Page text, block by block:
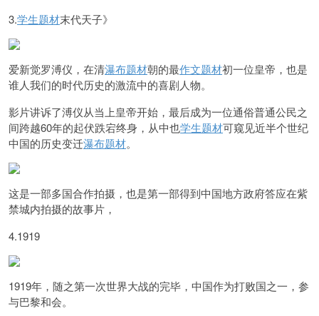
3.学生题材末代天子》
爱新觉罗溥仪，在清瀑布题材朝的最作文题材初一位皇帝，也是
谁人我们的时代历史的激流中的喜剧人物。
影片讲诉了溥仪从当上皇帝开始，最后成为一位通俗普通公民之
间跨越60年的起伏跌宕终身，从中也学生题材可窥见近半个世纪
中国的历史变迁瀑布题材。
这是一部多国合作拍摄，也是第一部得到中国地方政府答应在紫
禁城内拍摄的故事片，
4.1919
1919年，随之第一次世界大战的完毕，中国作为打败国之一，参
与巴黎和会。